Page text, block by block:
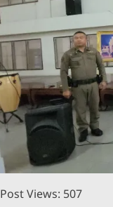
Post Views: 507